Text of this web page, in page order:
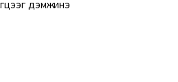
дэмжинэ